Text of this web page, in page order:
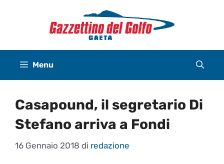
Menu
Casapound, il segretario Di
Stefano arriva a Fondi
16 Gennaio 2018 di redazione